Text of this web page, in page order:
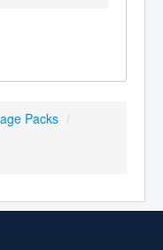
Packs /